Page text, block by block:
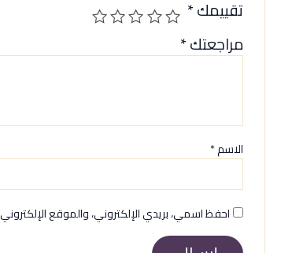
تقييمك*
مراجعتك*
الاسم*
احفظ اسمي، بريدي الإلكتروني، والموقع